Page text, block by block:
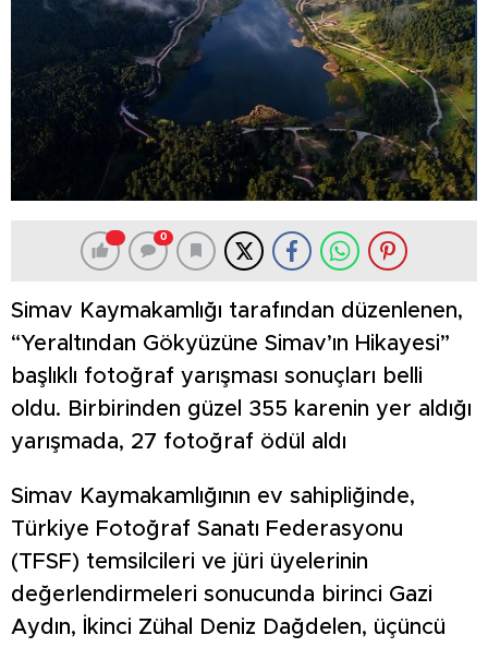
0
Simav Kaymakamlığı tarafından düzenlenen,
“Yeraltından Gökyüzüne Simav’ın Hikayesi”
başlıklı fotoğraf yarışması sonuçları belli
oldu. Birbirinden güzel 355 karenin yer aldığı
yarışmada, 27 fotoğraf ödül aldı
Simav Kaymakamlığının ev sahipliğinde,
Türkiye Fotoğraf Sanatı Federasyonu
(TFSF) temsilcileri ve jüri üyelerinin
değerlendirmeleri sonucunda birinci Gazi
Aydın, İkinci Zühal Deniz Dağdelen, üçüncü